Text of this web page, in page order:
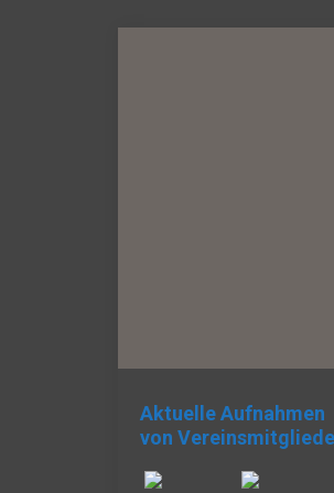
Aktuelle Aufnahmen
von